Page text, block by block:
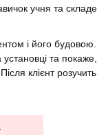
учня та складе
і його будовою.
та покаже,
клієнт розучить